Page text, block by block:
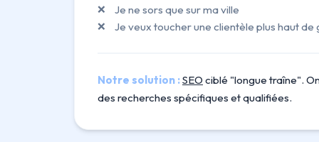
Je ne sors que sur ma ville
Je veux toucher une clientèle plus haut de
Notre solution :SEO ciblé "longue traîne".
des recherches spécifiques et qualifiées.